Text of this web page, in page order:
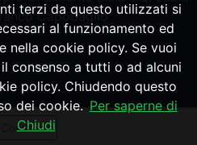
Capodaglio
bySpheraHouse
terzi da questo utilizzati si
al funzionamento ed
nella cookie policy. Se vuoi
consenso a tutti o ad alcuni
policy. Chiudendo questo
dei cookie. Per saperne di
Chiudi